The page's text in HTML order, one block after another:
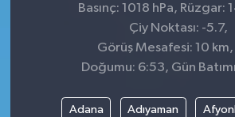
Basınç: 1018 hPa, Rüzgar:
Çiy Noktası: -5.7,
Görüş Mesafesi: 10 km,
Doğumu: 6:53, Gün
Adana Adıyaman